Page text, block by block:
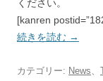
ください。
[kanren
続きを読む →
カテゴリー: News